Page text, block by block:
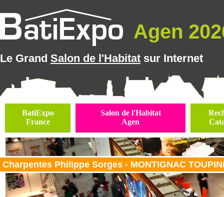
Agen
Le Grand Salon de l'Habitat sur Internet
BatiExpo
France
Salon de l'Habitat
Agen
Charpentes Philippe Sorges - MONTIGNAC